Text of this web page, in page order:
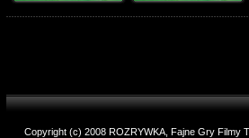
Copyright (c) 2008 ROZRYWKA, Fajne Gry Filmy